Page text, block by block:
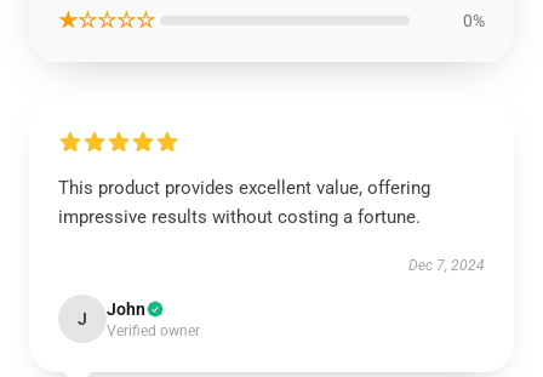
★☆☆☆☆ 0%
This product provides excellent value, offering
impressive results without costing a fortune.
Dec 7, 2024
J John
Verified owner